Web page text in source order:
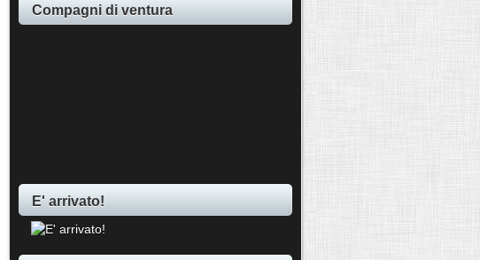
Compagni di ventura
E' arrivato!